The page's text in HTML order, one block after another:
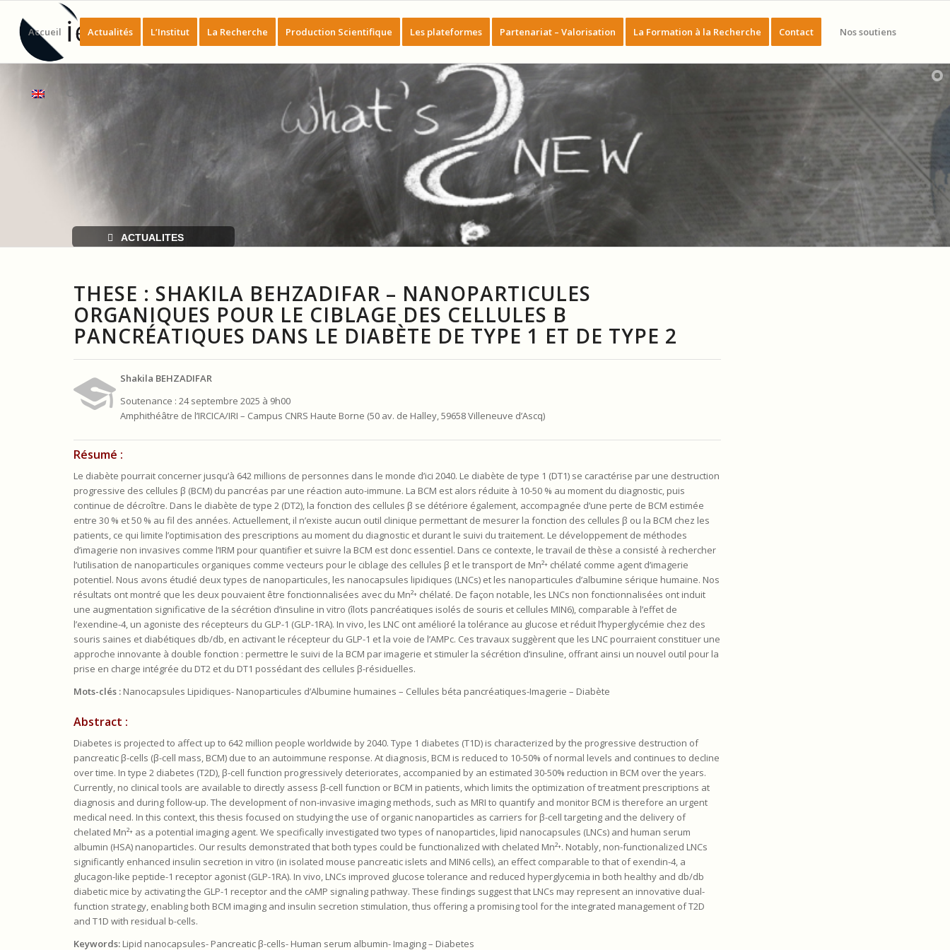
Accueil Actualités L’Institut La Recherche Production Scientifique Les plateformes Partenariat – Valorisation La Formation à la Recherche Contact Nos soutiens
ACTUALITES
THESE : SHAKILA BEHZADIFAR – NANOPARTICULES
ORGANIQUES POUR LE CIBLAGE DES CELLULES Β
PANCRÉATIQUES DANS LE DIABÈTE DE TYPE 1 ET DE TYPE 2
Shakila BEHZADIFAR
Soutenance : 24 septembre 2025 à 9h00
Amphithéâtre de l’IRCICA/IRI – Campus CNRS Haute Borne (50 av. de Halley, 59658 Villeneuve d’Ascq)
Résumé :
Le diabète pourrait concerner jusqu’à 642 millions de personnes dans le monde d’ici 2040. Le diabète de type 1 (DT1) se caractérise par une destruction
progressive des cellules β (BCM) du pancréas par une réaction auto-immune. La BCM est alors réduite à 10-50 % au moment du diagnostic, puis
continue de décroître. Dans le diabète de type 2 (DT2), la fonction des cellules β se détériore également, accompagnée d’une perte de BCM estimée
entre 30 % et 50 % au fil des années. Actuellement, il n’existe aucun outil clinique permettant de mesurer la fonction des cellules β ou la BCM chez les
patients, ce qui limite l’optimisation des prescriptions au moment du diagnostic et durant le suivi du traitement. Le développement de méthodes
d’imagerie non invasives comme l’IRM pour quantifier et suivre la BCM est donc essentiel. Dans ce contexte, le travail de thèse a consisté à rechercher
l’utilisation de nanoparticules organiques comme vecteurs pour le ciblage des cellules β et le transport de Mn²⁺ chélaté comme agent d’imagerie
potentiel. Nous avons étudié deux types de nanoparticules, les nanocapsules lipidiques (LNCs) et les nanoparticules d’albumine sérique humaine. Nos
résultats ont montré que les deux pouvaient être fonctionnalisées avec du Mn²⁺ chélaté. De façon notable, les LNCs non fonctionnalisées ont induit
une augmentation significative de la sécrétion d’insuline in vitro (îlots pancréatiques isolés de souris et cellules MIN6), comparable à l’effet de
l’exendine-4, un agoniste des récepteurs du GLP-1 (GLP-1RA). In vivo, les LNC ont amélioré la tolérance au glucose et réduit l’hyperglycémie chez des
souris saines et diabétiques db/db, en activant le récepteur du GLP-1 et la voie de l’AMPc. Ces travaux suggèrent que les LNC pourraient constituer une
approche innovante à double fonction : permettre le suivi de la BCM par imagerie et stimuler la sécrétion d’insuline, offrant ainsi un nouvel outil pour la
prise en charge intégrée du DT2 et du DT1 possédant des cellules β-résiduelles.
Mots-clés :Nanocapsules Lipidiques- Nanoparticules d’Albumine humaines – Cellules béta pancréatiques-Imagerie – Diabète
Abstract :
Diabetes is projected to affect up to 642 million people worldwide by 2040. Type 1 diabetes (T1D) is characterized by the progressive destruction of
pancreatic β-cells (β-cell mass, BCM) due to an autoimmune response. At diagnosis, BCM is reduced to 10-50% of normal levels and continues to decline
over time. In type 2 diabetes (T2D), β-cell function progressively deteriorates, accompanied by an estimated 30-50% reduction in BCM over the years.
Currently, no clinical tools are available to directly assess β-cell function or BCM in patients, which limits the optimization of treatment prescriptions at
diagnosis and during follow-up. The development of non-invasive imaging methods, such as MRI to quantify and monitor BCM is therefore an urgent
medical need. In this context, this thesis focused on studying the use of organic nanoparticles as carriers for β-cell targeting and the delivery of
chelated Mn²⁺ as a potential imaging agent. We specifically investigated two types of nanoparticles, lipid nanocapsules (LNCs) and human serum
albumin (HSA) nanoparticles. Our results demonstrated that both types could be functionalized with chelated Mn²⁺. Notably, non-functionalized LNCs
significantly enhanced insulin secretion in vitro (in isolated mouse pancreatic islets and MIN6 cells), an effect comparable to that of exendin-4, a
glucagon-like peptide-1 receptor agonist (GLP-1RA). In vivo, LNCs improved glucose tolerance and reduced hyperglycemia in both healthy and db/db
diabetic mice by activating the GLP-1 receptor and the cAMP signaling pathway. These findings suggest that LNCs may represent an innovative dual-
function strategy, enabling both BCM imaging and insulin secretion stimulation, thus offering a promising tool for the integrated management of T2D
and T1D with residual b-cells.
Keywords:Lipid nanocapsules- Pancreatic β-cells- Human serum albumin- Imaging – Diabetes